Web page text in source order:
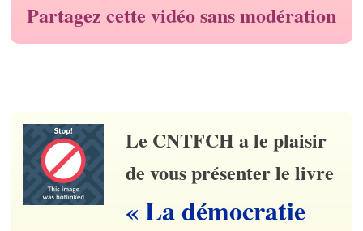
Partagez cette vidéo sans modération
Le CNTFCH a le plaisir
de vous présenter le livre
« La démocratie